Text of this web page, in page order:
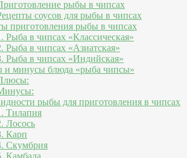
рыбы в чипсах
соусов для рыбы в чипсах
приготовления рыбы в чипсах
Рыба в чипсах «Классическая»
Рыба в чипсах «Азиатская»
Рыба в чипсах «Индийская»
минусы блюда «рыба чипсы»
рыбы для приготовления в чипсах
Тилапия
Лосось
Карп
Скумбрия